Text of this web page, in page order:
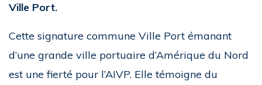
Ville Port.
Cette signature commune Ville Port émanant
d’une grande ville portuaire d’Amérique du Nord
est une fierté pour l’AIVP. Elle témoigne du